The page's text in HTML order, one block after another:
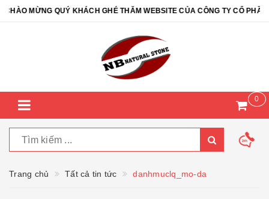
QUÝ KHÁCH GHÉ THĂM WEBSITE CỦA CÔNG TY CỔ PHẦN ĐÁ
0
Trang chủ Tất cả tin tức danhmuclq_mo-da